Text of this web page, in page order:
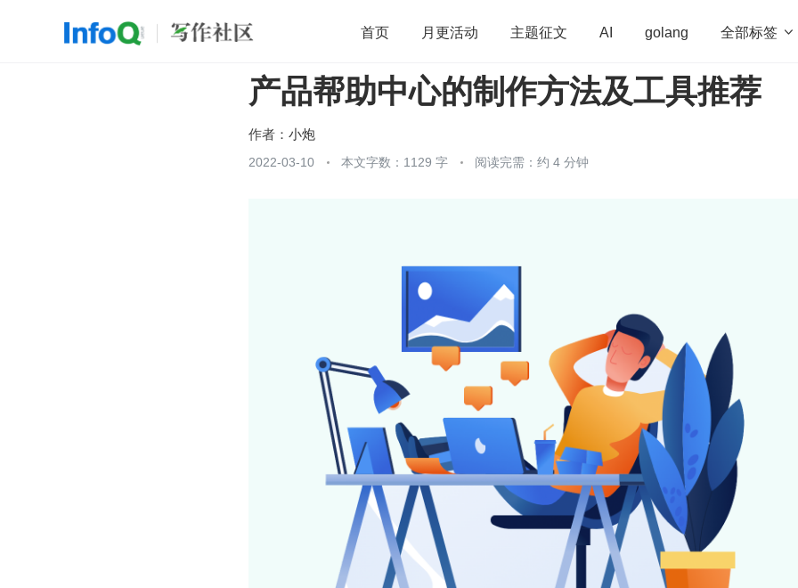
首页 月更活动 主题征文 AI golang 全部标签 
开源 架构 OpenHarmony 算法 学习方法 Web3.0
团队管理
产品帮助中心的制作方法及工具推荐
作者： 小炮
2022-03-10 本文字数：1129 字 阅读完需：约 4 分钟